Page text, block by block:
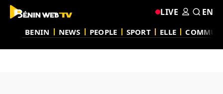
BENIN NEWS PEOPLE SPORT ELLE
LIVE EN